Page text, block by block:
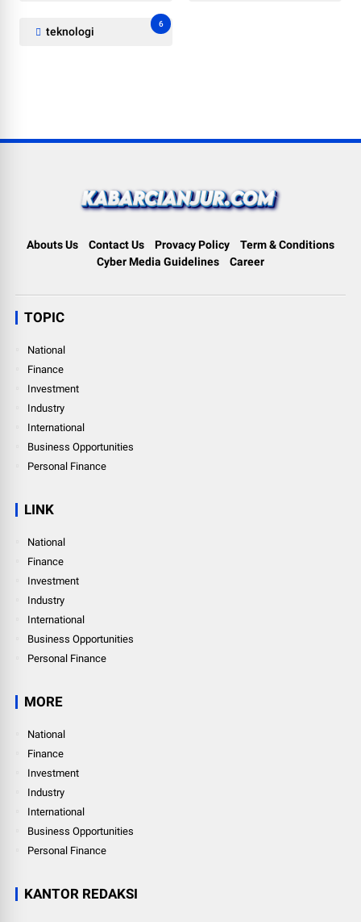
teknologi
6
Abouts Us Contact Us Provacy Policy
Term & Conditions
Cyber Media Guidelines
Career
TOPIC
National
Finance
Investment
Industry
International
Business Opportunities
Personal Finance
LINK
National
Finance
Investment
Industry
International
Business Opportunities
Personal Finance
MORE
National
Finance
Investment
Industry
International
Business Opportunities
Personal Finance
KANTOR REDAKSI